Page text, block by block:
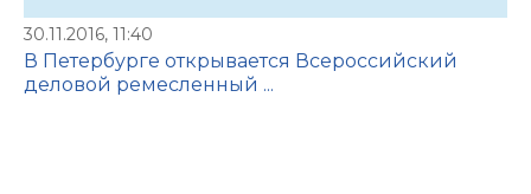
30.11.2016, 11:40
В Петербурге открывается Всероссийский
деловой ремесленный ...